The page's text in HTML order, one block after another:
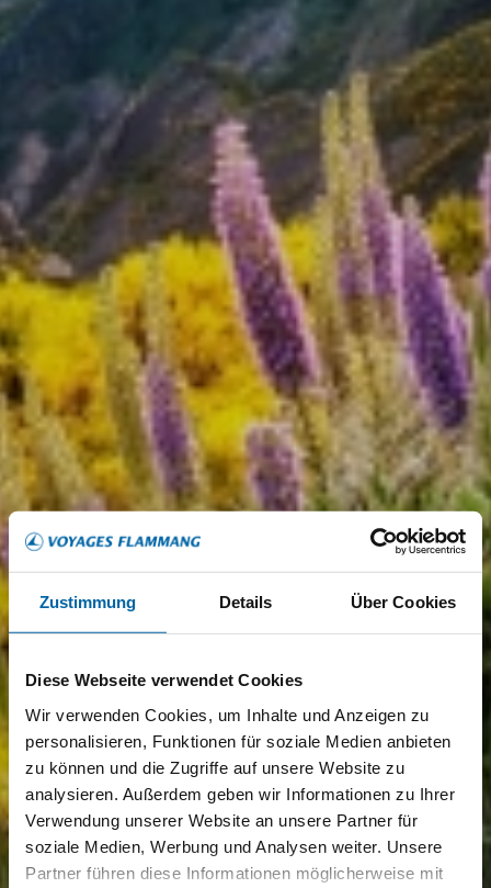
Zustimmung Details Über Cookies
Diese Webseite verwendet Cookies
Wir verwenden Cookies, um Inhalte und Anzeigen zu
personalisieren, Funktionen für soziale Medien anbieten
zu können und die Zugriffe auf unsere Website zu
analysieren. Außerdem geben wir Informationen zu Ihrer
Verwendung unserer Website an unsere Partner für
soziale Medien, Werbung und Analysen weiter. Unsere
Partner führen diese Informationen möglicherweise mit